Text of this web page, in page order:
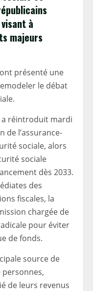
à
majeurs
présenté une
le débat
a réintroduit mardi
de l’assurance-
sociale, alors
sociale
dès 2033.
des
fiscales, la
chargée de
pour éviter
de fonds.
source de
de leurs revenus